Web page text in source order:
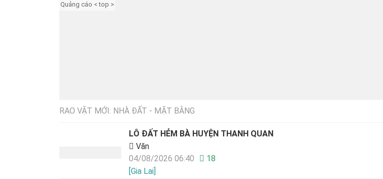
Quảng cáo < top >
RAO VẶT MỚI: NHÀ ĐẤT - MẶT BẰNG
LÔ ĐẤT HẺM BÀ HUYỆN THANH QUAN
Văn
04/08/2026 06:40
18
[Gia Lai]